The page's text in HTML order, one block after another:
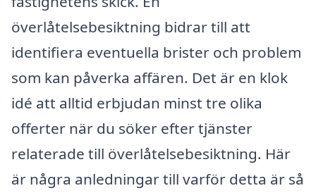
överlåtelsebesiktning bidrar till att
identifiera eventuella brister och problem
som kan påverka affären. Det är en klok
idé att alltid erbjudan minst tre olika
offerter när du söker efter tjänster
relaterade till överlåtelsebesiktning. Här
är några anledningar till varför detta är så